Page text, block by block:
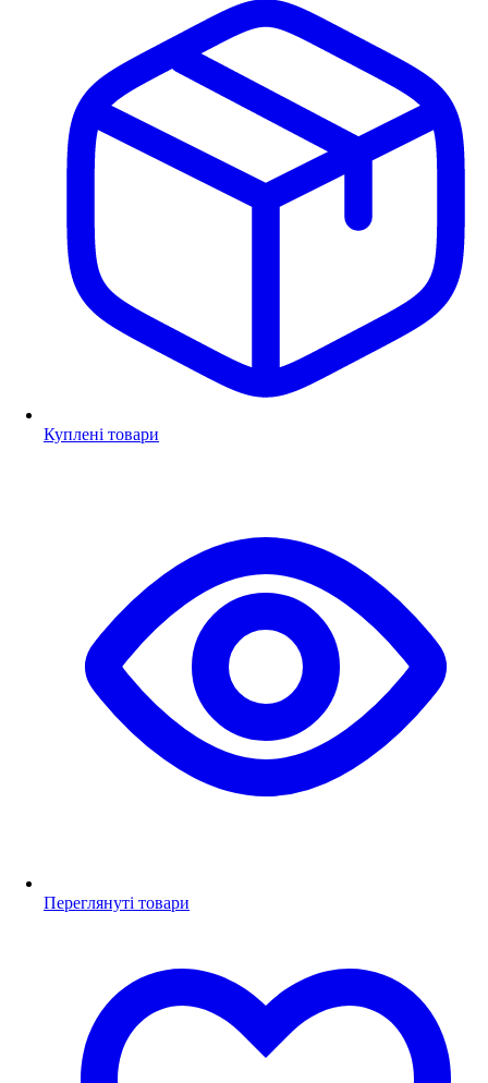
Куплені товари
Переглянуті товари